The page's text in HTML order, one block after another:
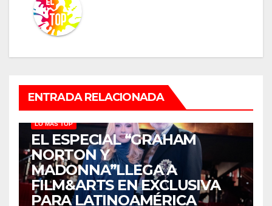
ENTRADA RELACIONADA
LO MÁS TOP
EL ESPECIAL “GRAHAM
NORTON Y
MADONNA”LLEGA A
FILM&ARTS EN EXCLUSIVA
PARA LATINOAMÉRICA